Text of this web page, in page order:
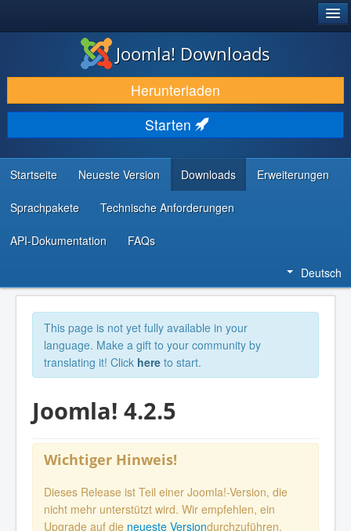
DOWNLOAD & ERWEITERN
ENTDECKEN & LERNEN
COMMUNITY & SUPPORT
RESSOURCEN FÜR ENTWICKLER
Joomla! Downloads
Herunterladen
Starten
Startseite Neueste Version Downloads Erweiterungen
Sprachpakete Technische Anforderungen
API-Dokumentation FAQs
Deutsch
This page is not yet fully available in your
language. Make a gift to your community by
translating it! Click here to start.
Joomla! 4.2.5
Wichtiger Hinweis!
Dieses Release ist Teil einer Joomla!-Version, die
nicht mehr unterstützt wird. Wir empfehlen, ein
Upgrade auf die neueste Versiondurchzuführen.